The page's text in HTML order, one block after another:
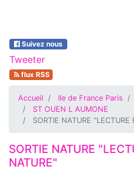
Suivez nous
Tweeter
flux RSS
Accueil Ile de France Paris
ST OUEN L AUMONE
SORTIE NATURE "LECTURE
SORTIE NATURE
NATURE"